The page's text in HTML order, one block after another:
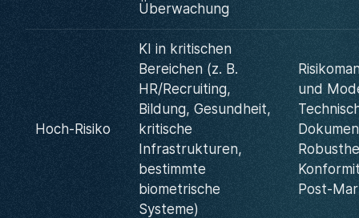
Überwachung
Hoch-Risiko
KI in kritischen
Bereichen (z. B.
HR/Recruiting,
Bildung, Gesundheit,
kritische
Infrastrukturen,
bestimmte
biometrische
Systeme)
und
Post-